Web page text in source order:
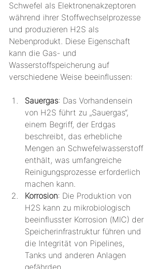
Schwefel als Elektronenakzeptoren
während ihrer Stoffwechselprozesse
und produzieren H2S als
Nebenprodukt. Diese Eigenschaft
kann die Gas- und
Wasserstoffspeicherung auf
verschiedene Weise beeinflussen:
Sauergas: Das Vorhandensein
von H2S führt zu „Sauergas“,
einem Begriff, der Erdgas
beschreibt, das erhebliche
Mengen an Schwefelwasserstoff
enthält, was umfangreiche
Reinigungsprozesse erforderlich
machen kann.
Korrosion: Die Produktion von
H2S kann zu mikrobiologisch
beeinflusster Korrosion (MIC) der
Speicherinfrastruktur führen und
die Integrität von Pipelines,
Tanks und anderen Anlagen
gefährden.